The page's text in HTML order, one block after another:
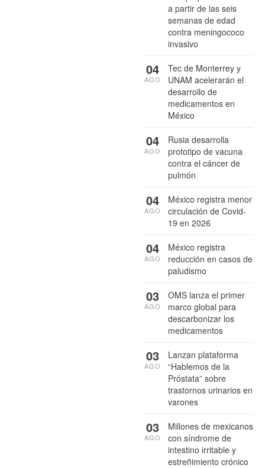
a partir de las seis
semanas de edad
contra meningococo
invasivo
Tec de Monterrey y
UNAM acelerarán el
desarrollo de
medicamentos en
México
04
AGO
Rusia desarrolla
prototipo de vacuna
contra el cáncer de
pulmón
04
AGO
México registra menor
circulación de Covid-
19 en 2026
04
AGO
México registra
reducción en casos de
paludismo
04
AGO
OMS lanza el primer
marco global para
descarbonizar los
medicamentos
03
AGO
Lanzan plataforma
“Hablemos de la
Próstata” sobre
trastornos urinarios en
varones
03
AGO
Millones de mexicanos
con síndrome de
intestino irritable y
estreñimiento crónico
03
AGO